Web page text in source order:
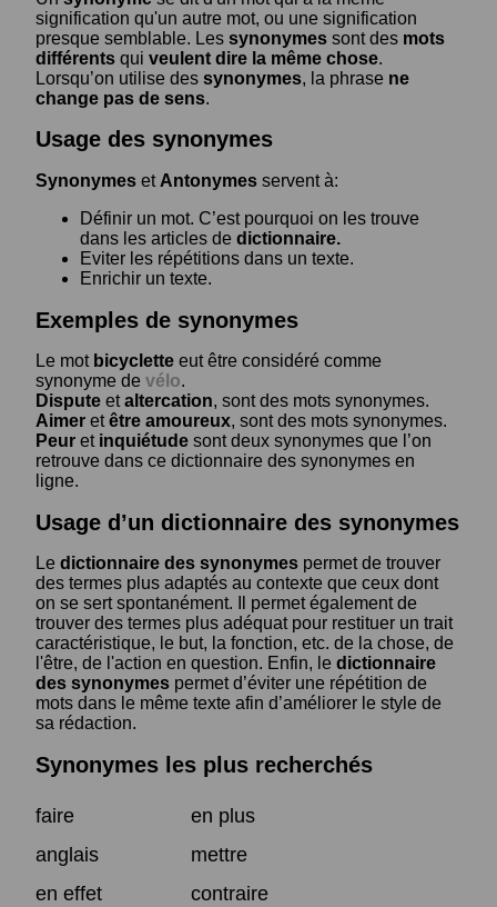
signification qu'un autre mot, ou une signification
presque semblable. Les synonymes sont des mots
différents qui veulent dire la même chose.
Lorsqu’on utilise des synonymes, la phrase ne
change pas de sens.
Usage des synonymes
Synonymes et Antonymes servent à:
Définir un mot. C’est pourquoi on les trouve
dans les articles de dictionnaire.
Eviter les répétitions dans un texte.
Enrichir un texte.
Exemples de synonymes
Le mot bicyclette eut être considéré comme
synonyme de vélo.
Dispute etaltercation, sont des mots synonymes.
Aimer etêtre amoureux, sont des mots synonymes.
Peur et inquiétude sont deux synonymes que l’on
retrouve dans ce dictionnaire des synonymes en
ligne.
Usage d’un dictionnaire des synonymes
Le dictionnaire des synonymes permet de trouver
des termes plus adaptés au contexte que ceux dont
on se sert spontanément. Il permet également de
trouver des termes plus adéquat pour restituer un trait
caractéristique, le but, la fonction, etc. de la chose, de
l'être, de l'action en question. Enfin, le dictionnaire
des synonymes permet d’éviter une répétition de
mots dans le même texte afin d’améliorer le style de
sa rédaction.
Synonymes les plus recherchés
faire
en plus
anglais
mettre
en effet
contraire